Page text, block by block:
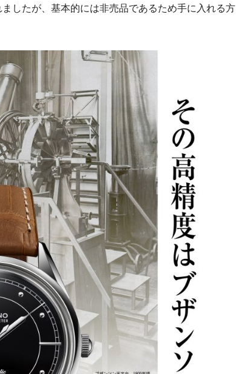
したが、基本的には非売品であるため手に入れる方